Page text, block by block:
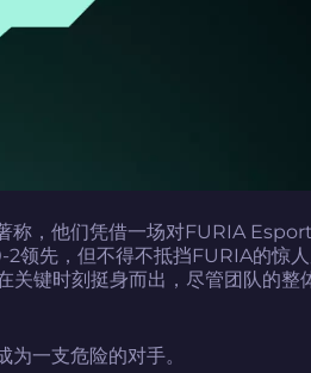
称，他们凭借一场对FURIA
领先，但不得不抵挡FURIA的惊
键时刻挺身而出，尽管团队的整
一支危险的对手。